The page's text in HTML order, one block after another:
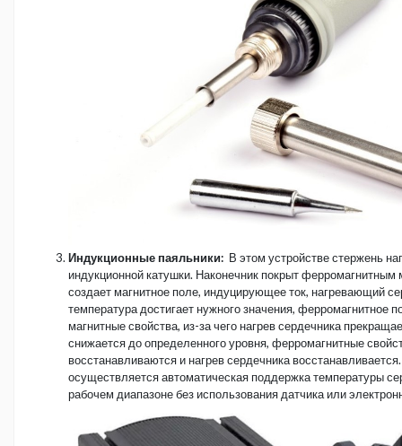
Индукционные паяльники: В этом устройстве стержень
индукционной катушки. Наконечник покрыт
создает магнитное поле, индуцирующее ток, нагревающий
температура достигает нужного значения, ферромагнитное
магнитные свойства, из-за чего нагрев сердечника
снижается до определенного уровня, ферромагнитные
восстанавливаются и нагрев сердечника
осуществляется автоматическая поддержка температуры
рабочем диапазоне без использования датчика или